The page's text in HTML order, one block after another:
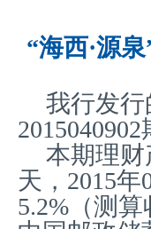
“海西·源
我行发行
本期理财
天，2015
5.2%（测